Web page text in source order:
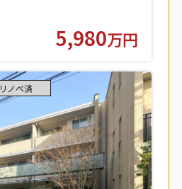
5,980万円
リノベ済